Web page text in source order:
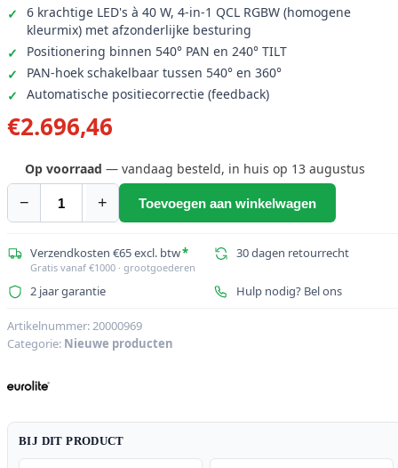
6 krachtige LED's à 40 W, 4-in-1 QCL RGBW (homogene
kleurmix) met afzonderlijke besturing
Positionering binnen 540° PAN en 240° TILT
PAN-hoek schakelbaar tussen 540° en 360°
Automatische positiecorrectie (feedback)
€2.696,46
Op voorraad — vandaag besteld, in huis op 13 augustus
−
EUROLITE
4x
LED
TMH-
Beam/Wash/Bloemeffect
+
+ Toevoegen aan winkelwagen
Verzendkosten €65 excl. btw*
Gratis vanaf €1000 · grootgoederen
30 dagen retourrecht
2 jaar garantie Hulp nodig? Bel ons
Artikelnummer:20000969
Categorie: Nieuwe producten
BIJ DIT PRODUCT